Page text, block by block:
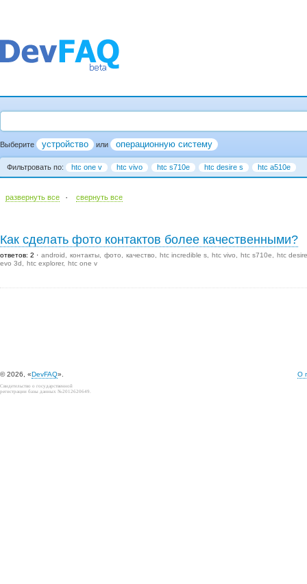
Выберите устройство или операционную систему
Фильтровать по: htc one v htc vivo htc s710e htc desire s htc a510e
развернуть все · cвернуть все
Как сделать фото контактов более качественными?
ответов: 2 android контакты фото качество htc incredible s htc vivo htc s710e
htc
evo 3d
htc explorer htc one v
© 2026, «DevFAQ». О
Свидетельство о государственной
регистрации базы данных №2012620649.